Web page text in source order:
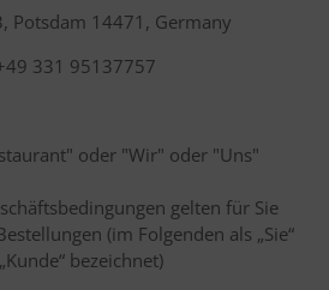
Potsdam 14471, Germany
331 95137757
oder "Wir" oder "Uns"
gelten für Sie
(im Folgenden als „Sie“
bezeichnet)